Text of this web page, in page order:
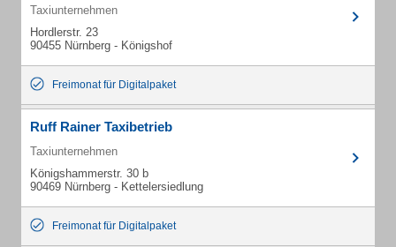
Taxiunternehmen
Hordlerstr. 23
90455 Nürnberg - Königshof
Freimonat für Digitalpaket
Ruff Rainer Taxibetrieb
Taxiunternehmen
Königshammerstr. 30 b
90469 Nürnberg - Kettelersiedlung
Freimonat für Digitalpaket